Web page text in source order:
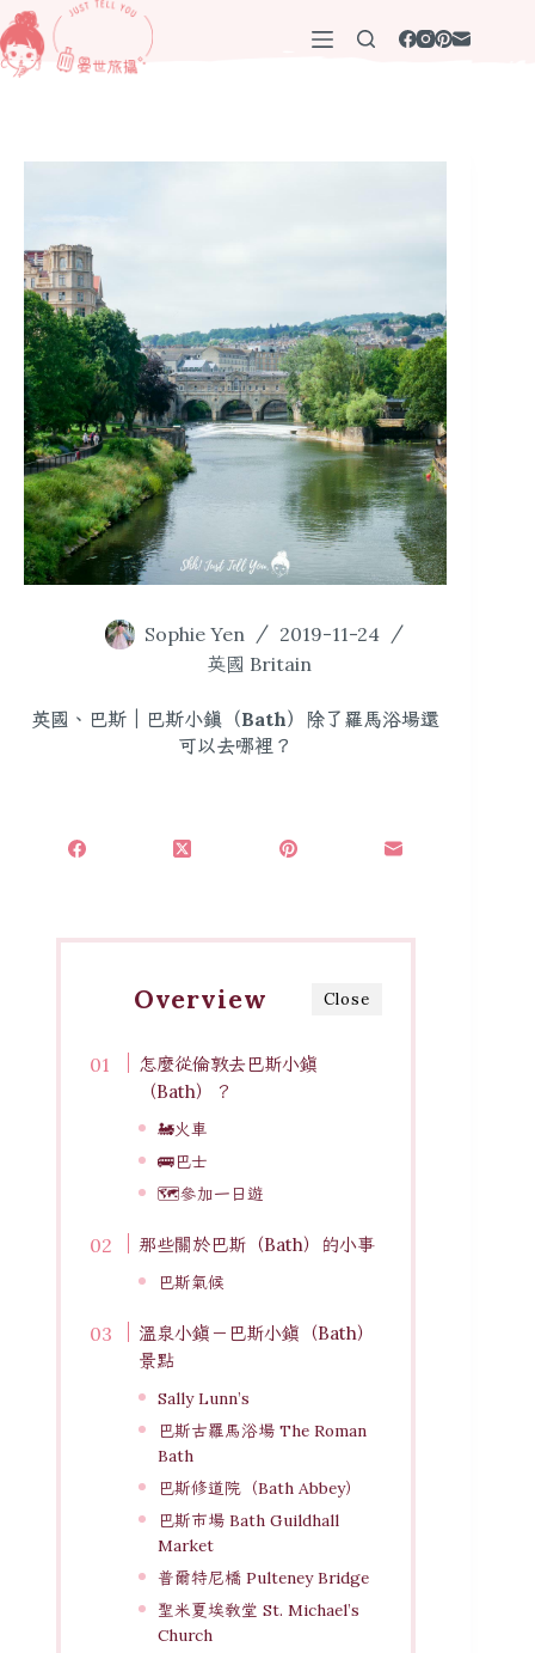
跳
至
主
Sophie Yen
2019-11-24
英國 Britain
英國、巴斯｜巴斯小鎮（Bath）除了羅馬浴場還
可以去哪裡？
Close
Overview
怎麼從倫敦去巴斯小鎮
（Bath）？
🚂火車
🚌巴士
🗺️參加一日遊
那些關於巴斯（Bath）的小事
巴斯氣候
溫泉小鎮－巴斯小鎮（Bath）
景點
Sally Lunn’s
巴斯古羅馬浴場 The Roman
Bath
巴斯修道院（Bath Abbey）
巴斯市場 Bath Guildhall
Market
普爾特尼橋 Pulteney Bridge
聖米夏埃教堂 St. Michael’s
Church